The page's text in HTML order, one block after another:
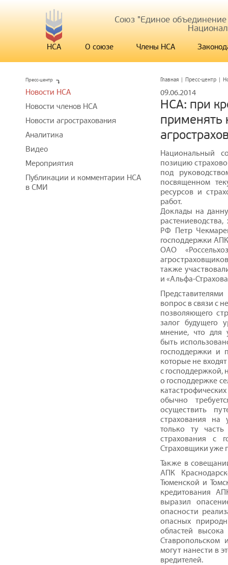
Союз "Единое
НСА О союзе Члены НСА
Главная | Пресс-центр |
09.06.2014
НСА: при
применять
Национальный
позицию
под
посвященном
ресурсов и
работ.
Доклады на
РФ Петр
господдержки
ОАО
также
и «Альфа-
вопрос в связи с
позволяющего
залог будущего
мнение, что для
быть
господдержки и
которые не
с господдержкой,
о господдержке
обычно
осуществить
страхования на
только ту
страхования с
Страховщики уже
Также в
АПК
Тюменской и
кредитования
выразил
опасности
опасных
областей
Ставропольском
могут нанести в
вредителей.
Пресс-центр
Новости НСА
Новости членов НСА
Новости агрострахования
Аналитика
Видео
Мероприятия
Публикации и комментарии НСА
в СМИ